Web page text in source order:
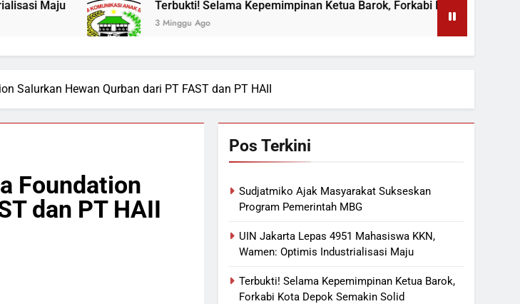
Maju Terbukti! Selama Kepemimpinan Ketua Barok, Forkabi Kota Depok
3 Minggu Ago
Salurkan Hewan Qurban dari PT FAST dan PT HAII
Foundation
dan PT HAII
Pos Terkini
Sudjatmiko Ajak Masyarakat Sukseskan
Program Pemerintah MBG
UIN Jakarta Lepas 4951 Mahasiswa KKN,
Wamen: Optimis Industrialisasi Maju
Terbukti! Selama Kepemimpinan Ketua Barok,
Forkabi Kota Depok Semakin Solid